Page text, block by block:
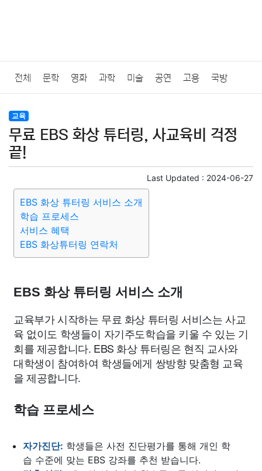
전체 문학 영화 과학 미술 공연 고용 국방
법률
질병 가요 방송 일상 주식 암호화폐 블록체인
미용 증권 인테리어
요리 상품리뷰 원예 금융
대출 자동차 취미 여행
교육
무료 EBS 화상 튜터링, 사교육비 걱정
끝!
Last Updated : 2024-06-27
EBS 화상 튜터링 서비스 소개
학습 프로세스
서비스 혜택
EBS 화상튜터링 연락처
EBS 화상 튜터링 서비스 소개
교육부가 시작하는 무료 화상 튜터링 서비스는 사교
육 없이도 학생들이 자기주도학습을 키울 수 있는 기
회를 제공합니다. EBS 화상 튜터링은 현직 교사와
대학생이 참여하여 학생들에게 쌍방향 맞춤형 교육
을 제공합니다.
학습 프로세스
자가진단: 학생들은 사전 진단평가를 통해 개인 학
습 수준에 맞는 EBS 강좌를 추천 받습니다.